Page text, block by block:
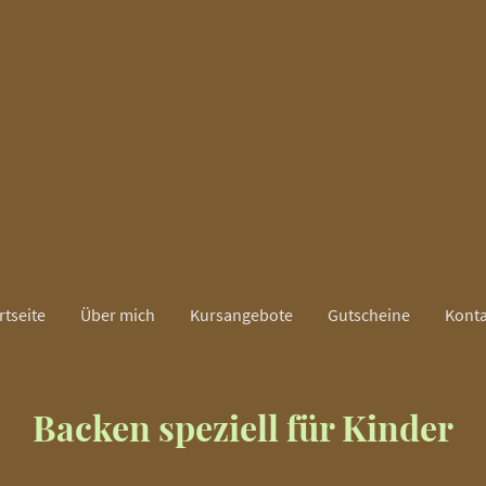
Über mich Kursangebote Gutscheine
Backen speziell für Kinder